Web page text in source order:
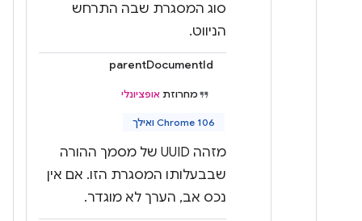
סוג המסגרת שבה התרחש
הניווט.
parentDocumentId
מחרוזת אופציונלי
Chrome 106 ואילך
מזהה UUID של מסמך ההורה
שבבעלותו המסגרת הזו. אם אין
נכס אב, הערך לא מוגדר.